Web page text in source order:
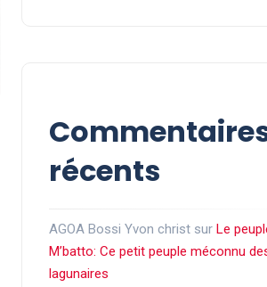
récents
AGOA Bossi Yvon christ sur Le
M’batto: Ce petit peuple méconnu
lagunaires